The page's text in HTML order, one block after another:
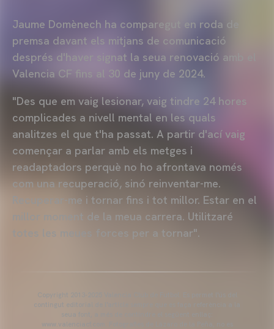
Jaume Domènech ha comparegut en roda de
premsa davant els mitjans de comunicació
després d'haver signat la seua renovació amb el
Valencia CF fins al 30 de juny de 2024.
"Des que em vaig lesionar, vaig tindre 24 hores
complicades a nivell mental en les quals
analitzes el que t'ha passat. A partir d'ací vaig
començar a parlar amb els metges i
readaptadors perquè no ho afrontava només
com una recuperació, sinó reinventar-me.
Recuperar-me i tornar fins i tot millor. Estar en el
millor moment de la meua carrera. Utilitzaré
totes les meues forces per a tornar".
Copyright 2013-2025 Valencia Club de Futbol. Es permet l'ús del
contingut editorial de l'article sempre que es faça referència a la
seua font, a més de contindre el següent enllaç:
www.valenciacf.com. Fotografies de Lázaro de la Peña, no es